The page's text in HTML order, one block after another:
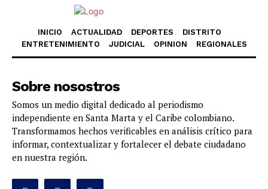
INICIO ACTUALIDAD DEPORTES
DISTRITO
ENTRETENIMIENTO
JUDICIAL OPINION REGIONALES
Sobre nosostros
Somos un medio digital dedicado al periodismo
independiente en Santa Marta y el Caribe colombiano.
Transformamos hechos verificables en análisis crítico para
informar, contextualizar y fortalecer el debate ciudadano
en nuestra región.